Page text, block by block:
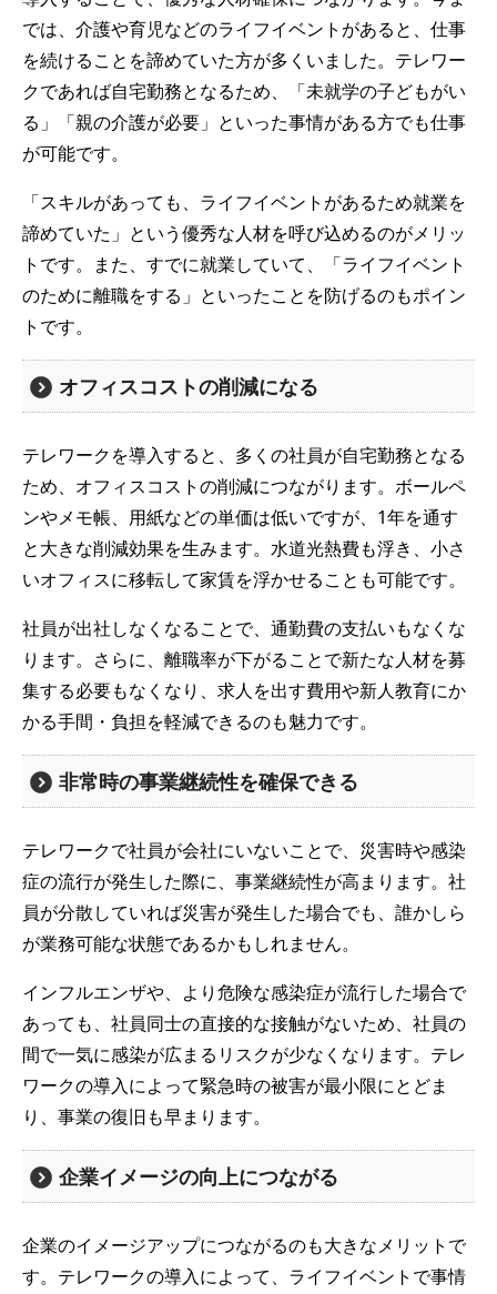
では、介護や育児などのライフイベントがあると、仕事
を続けることを諦めていた方が多くいました。テレワー
クであれば自宅勤務となるため、「未就学の子どもがい
る」「親の介護が必要」といった事情がある方でも仕事
が可能です。
「スキルがあっても、ライフイベントがあるため就業を
諦めていた」という優秀な人材を呼び込めるのがメリッ
トです。また、すでに就業していて、「ライフイベント
のために離職をする」といったことを防げるのもポイン
トです。
オフィスコストの削減になる
テレワークを導入すると、多くの社員が自宅勤務となる
ため、オフィスコストの削減につながります。ボールペ
ンやメモ帳、用紙などの単価は低いですが、1年を通す
と大きな削減効果を生みます。水道光熱費も浮き、小さ
いオフィスに移転して家賃を浮かせることも可能です。
社員が出社しなくなることで、通勤費の支払いもなくな
ります。さらに、離職率が下がることで新たな人材を募
集する必要もなくなり、求人を出す費用や新人教育にか
かる手間・負担を軽減できるのも魅力です。
非常時の事業継続性を確保できる
テレワークで社員が会社にいないことで、災害時や感染
症の流行が発生した際に、事業継続性が高まります。社
員が分散していれば災害が発生した場合でも、誰かしら
が業務可能な状態であるかもしれません。
インフルエンザや、より危険な感染症が流行した場合で
あっても、社員同士の直接的な接触がないため、社員の
間で一気に感染が広まるリスクが少なくなります。テレ
ワークの導入によって緊急時の被害が最小限にとどま
り、事業の復旧も早まります。
企業イメージの向上につながる
企業のイメージアップにつながるのも大きなメリットで
す。テレワークの導入によって、ライフイベントで事情